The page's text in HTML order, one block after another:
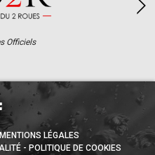
Officiels
MENTIONS LÉGALES
POLITIQUE DE COOKIES